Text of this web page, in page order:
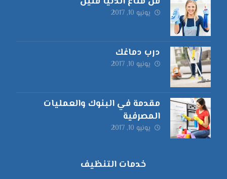
يونيو 10, 2017
درب دماغك
يونيو 10, 2017
مقدمة في البنوك والعمليات
المصرفية
يونيو 10, 2017
خدمات التنظيف